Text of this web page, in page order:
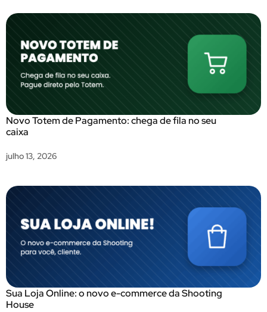
Novo Totem de Pagamento: chega de fila no seu
caixa
julho 13, 2026
Sua Loja Online: o novo e-commerce da Shooting
House